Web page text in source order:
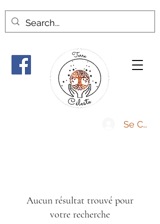
Se
Aucun résultat trouvé pour
votre recherche